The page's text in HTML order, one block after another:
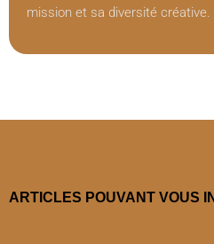
mission et sa diversité créative.
ARTICLES POUVANT VOUS